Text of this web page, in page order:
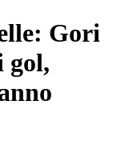
Gori
gol,